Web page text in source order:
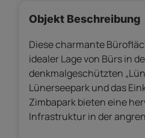
Objekt Beschreibung
Diese charmante
idealer Lage von Bürs in
denkmalgeschützten
Lünerseepark und das
Zimbapark bieten eine
Infrastruktur in der